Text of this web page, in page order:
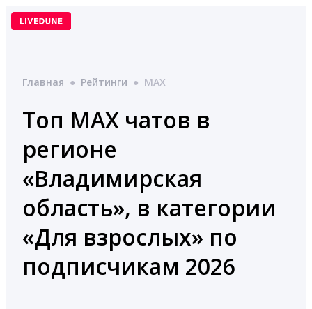
Перейти
Главная ● Рейтинги ● MAX
Топ MAX чатов в
регионе
«Владимирская
область», в категории
«Для взрослых» по
подписчикам 2026